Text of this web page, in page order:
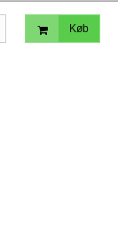
Køb